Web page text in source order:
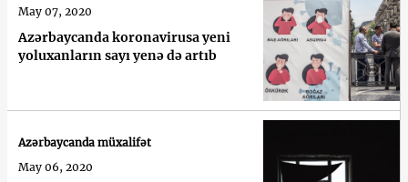
Azərbaycanda koronavirusa yeni
yoluxanların sayı yenə də artıb
May 07, 2020
Azərbaycanda müxalifət
May 06, 2020